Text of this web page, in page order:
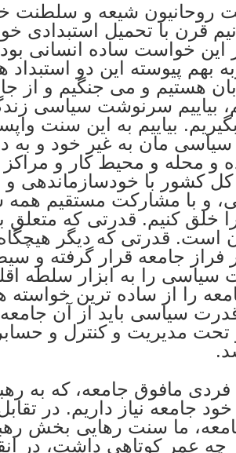
روحانیون شیعه و سلطنت
قرن با تحمیل استبدادی
این خواست ساده انسانی
بهم پیوسته این دو استبداد
هستیم و می جنگیم و از
بیاییم سرنوشت سیاسی
بیاییم به این سنت
سیاسی مان به غیر خود و به
و محله و محیط کار و
کشور با خودسازماندهی و
و با مشارکت مستقیم همه
خلق کنیم. قدرتی که متعلق
است. قدرتی که دیگر
فراز جامعه قرار گرفته و
سیاسی را به ابزار سلطه
را از ساده ترین
سیاسی باید از آن
مدیریت و کنترل و
فردی مافوق جامعه، که به
جامعه نیاز داریم. در
ما سنت رهایی بخش